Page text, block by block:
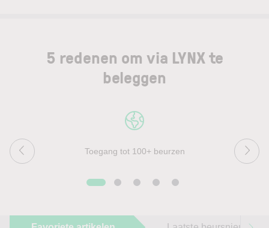
5 redenen om via LYNX te
beleggen
Toegang tot 100+ beurzen